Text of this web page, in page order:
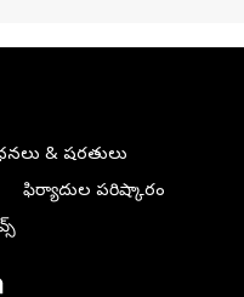
& షరతులు
ఫిర్యాదుల పరిష్కారం